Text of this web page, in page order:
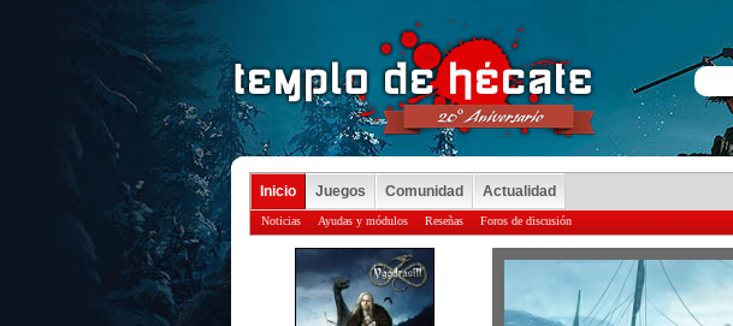
Inicio Juegos Comunidad Actualidad
Noticias Ayudas y módulos Reseñas Foros de discusión